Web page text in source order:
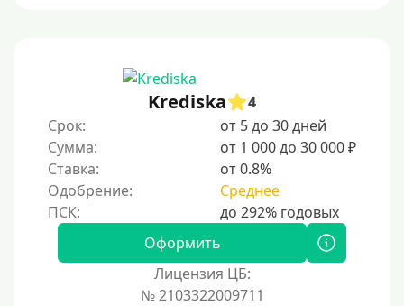
С просрочками
Залог
Под залог ПТС
Без залога
Под залог недвижимости
Под ПТС по доверенности
Krediska
4
Срок:
от 5 до 30 дней
Сумма:
от 1 000 до 30 000 ₽
Ставка:
от 0.8%
Одобрение:
Среднее
Оформить
Лицензия ЦБ:
№ 2103322009711